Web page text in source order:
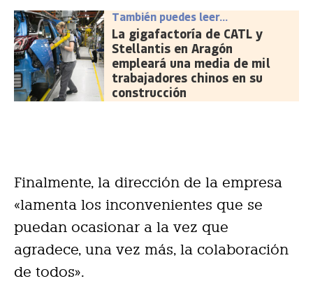
También puedes leer...
La gigafactoría de CATL y
Stellantis en Aragón
empleará una media de mil
trabajadores chinos en su
construcción
Finalmente, la dirección de la empresa
«lamenta los inconvenientes que se
puedan ocasionar a la vez que
agradece, una vez más, la colaboración
de todos».